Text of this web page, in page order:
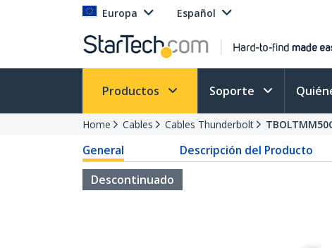
Europa Español
Productos Soporte
Home Cables Cables Thunderbolt
General Descripción del Producto
Descontinuado